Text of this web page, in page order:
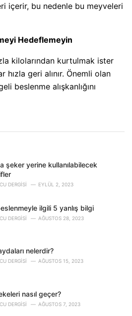
içerir, bu nedenle bu meyveleri
Hedeflemeyin
kilolarından kurtulmak ister
hızla geri alınır. Önemli olan
beslenme alışkanlığını
şeker yerine kullanılabilecek
DERGISI EYLÜL 2, 2023
ilgili 5 yanlış bilgi
DERGISI AĞUSTOS 28, 2023
nelerdir?
DERGISI AĞUSTOS 15, 2023
nasıl geçer?
DERGISI AĞUSTOS 7, 2023